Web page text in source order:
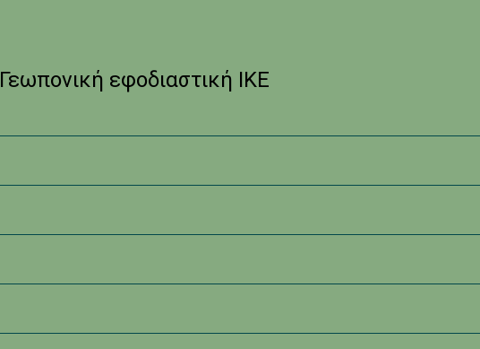
Γεωπονική εφοδιαστική ΙΚΕ